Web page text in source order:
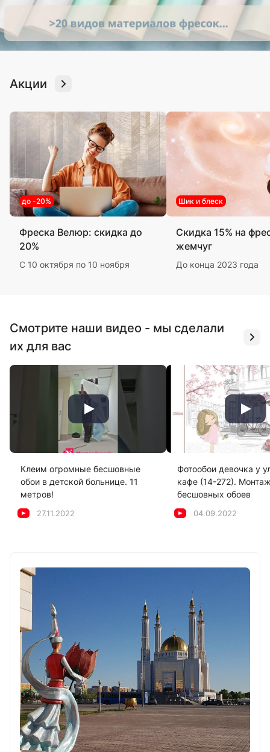
Акции
до -20%
Фреска Велюр: скидка до
20%
С 10 октября по 10 ноября
Шик и блеск
Скидка 15% на
жемчуг
До конца 2023 года
Смотрите наши видео - мы сделали
их для вас
Клеим огромные бесшовные
обои в детской больнице. 11
метров!
27.11.2022
Фотообои девочка у
кафе (14-272).
бесшовных обоев
04.09.2022